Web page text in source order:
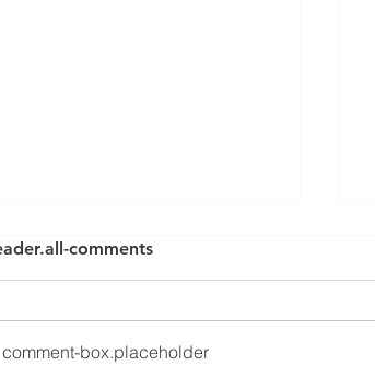
comments
comment-box.placeholder